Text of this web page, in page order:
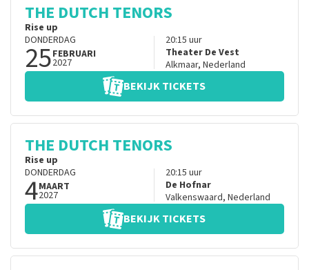
THE DUTCH TENORS
Rise up
DONDERDAG
25FEBRUARI
2027
20:15 uur
Theater De Vest
Alkmaar, Nederland
BEKIJK TICKETS
THE DUTCH TENORS
Rise up
DONDERDAG
4MAART
2027
20:15 uur
De Hofnar
Valkenswaard, Nederland
BEKIJK TICKETS